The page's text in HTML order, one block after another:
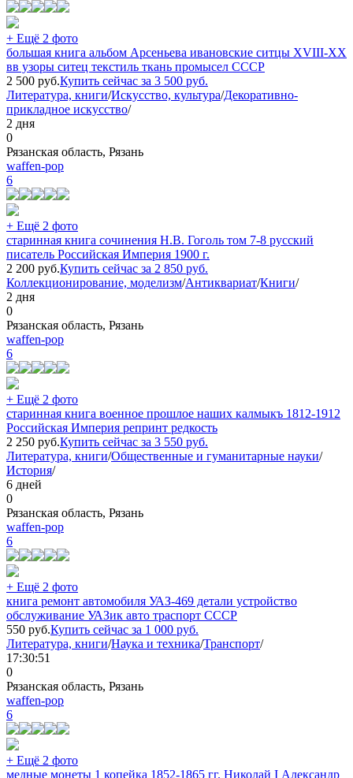
+ Ещё 2 фото
большая книга альбом Арсеньева ивановские ситцы XVIII-XX
вв узоры ситец текстиль ткань промысел СССР
2 500 руб.Купить сейчас за 3 500 руб.
Литература, книги/Искусство, культура/Декоративно-
прикладное искусство/
2 дня
0
Рязанская область, Рязань
waffen-pop
6
+ Ещё 2 фото
старинная книга сочинения Н.В. Гоголь том 7-8 русский
писатель Российская Империя 1900 г.
2 200 руб.Купить сейчас за 2 850 руб.
Коллекционирование, моделизм/Антиквариат/Книги/
2 дня
0
Рязанская область, Рязань
waffen-pop
6
+ Ещё 2 фото
старинная книга военное прошлое наших калмыкъ 1812-1912
Российская Империя репринт редкость
2 250 руб.Купить сейчас за 3 550 руб.
Литература, книги/Общественные и гуманитарные науки/
История/
6 дней
0
Рязанская область, Рязань
waffen-pop
6
+ Ещё 2 фото
книга ремонт автомобиля УАЗ-469 детали устройство
обслуживание УАЗик авто траспорт СССР
550 руб.Купить сейчас за 1 000 руб.
Литература, книги/Наука и техника/Транспорт/
17:30:51
0
Рязанская область, Рязань
waffen-pop
6
+ Ещё 2 фото
медные монеты 1 копейка 1852-1865 гг. Николай I Александр